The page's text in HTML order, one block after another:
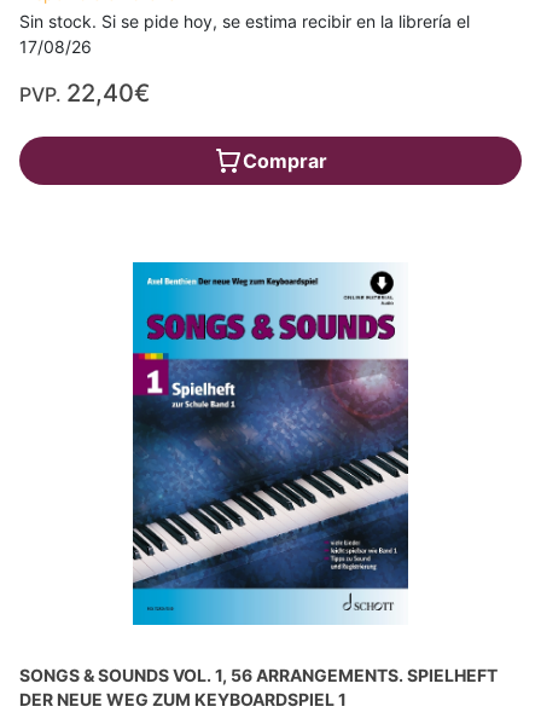
Sin stock. Si se pide hoy, se estima recibir en la librería el
17/08/26
PVP. 22,40€
Comprar
SONGS & SOUNDS VOL. 1, 56 ARRANGEMENTS. SPIELHEFT
DER NEUE WEG ZUM KEYBOARDSPIEL 1